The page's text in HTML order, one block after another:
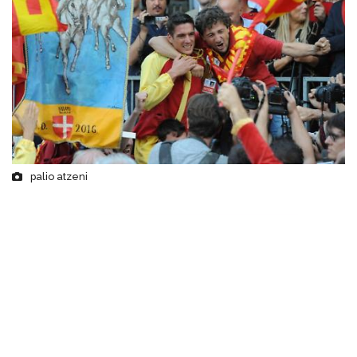
palio atzeni